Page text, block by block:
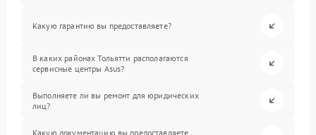
Какую гарантию вы предоставляете?
В каких районах Тольятти располагаются
сервисные центры Asus?
Выполняете ли вы ремонт для юридических
лиц?
Какую документацию вы предоставляете